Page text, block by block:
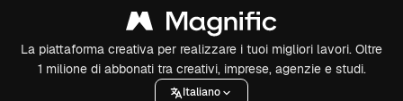
La piattaforma creativa per realizzare i tuoi migliori lavori. Oltre
1 milione di abbonati tra creativi, imprese, agenzie e studi.
Italiano